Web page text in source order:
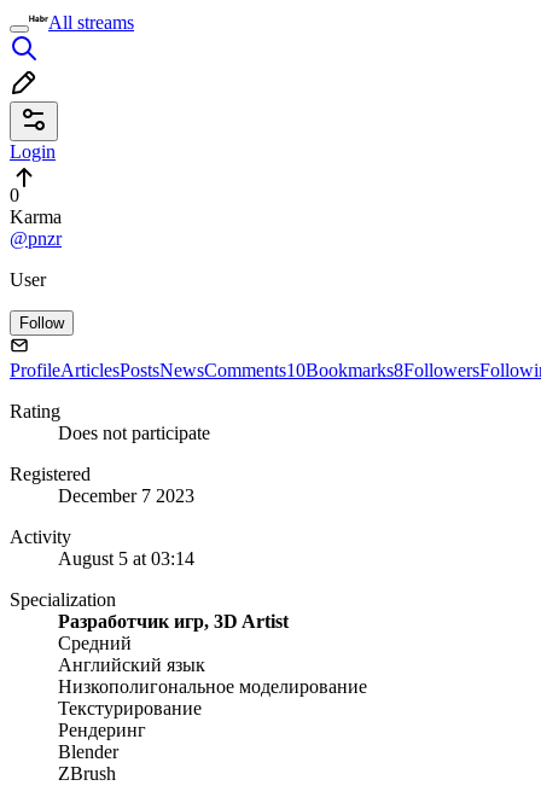
All streams
Login
0
Karma
@pnzr
User
Follow
ProfileArticlesPostsNewsComments10Bookmarks8Followers
Rating
Does not participate
Registered
December 7 2023
Activity
August 5 at 03:14
Specialization
Разработчик игр, 3D Artist
Средний
Английский язык
Низкополигональное моделирование
Текстурирование
Рендеринг
Blender
ZBrush